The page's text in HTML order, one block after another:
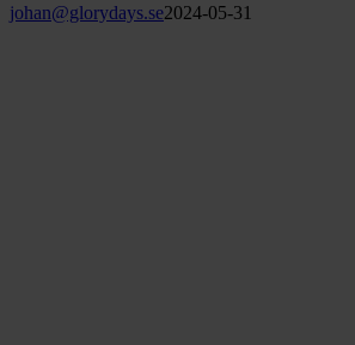
johan@glorydays.se2024-05-31